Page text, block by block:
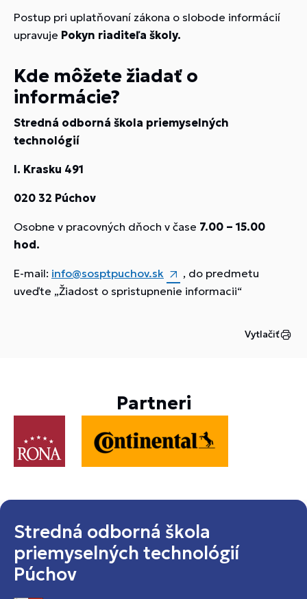
Postup pri uplatňovaní zákona o slobode informácií
upravuje Pokyn riaditeľa školy.
Kde môžete žiadať o
informácie?
Stredná odborná škola priemyselných
technológií
I. Krasku 491
020 32 Púchov
Osobne v pracovných dňoch v čase 7.00 – 15.00
hod.
E-mail: info@sosptpuchov.sk
, do predmetu
uveďte „Žiadost o spristupnenie informacii“
Vytlačiť
Partneri
Stredná odborná škola
priemyselných technológií
Púchov